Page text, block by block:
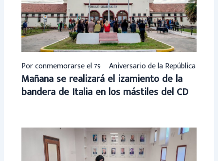
Por conmemorarse el 79º Aniversario de la República
Mañana se realizará el izamiento de la
bandera de Italia en los mástiles del CD